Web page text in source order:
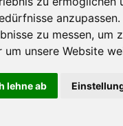
zu messen, um
um unsere Website
lehne ab